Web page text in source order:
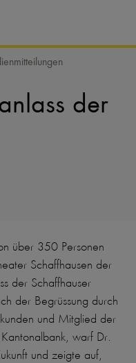
der
über 350 Personen
Schaffhausen der
der Schaffhauser
der Begrüssung durch
und Mitglied der
warf Dr.
und zeigte auf,